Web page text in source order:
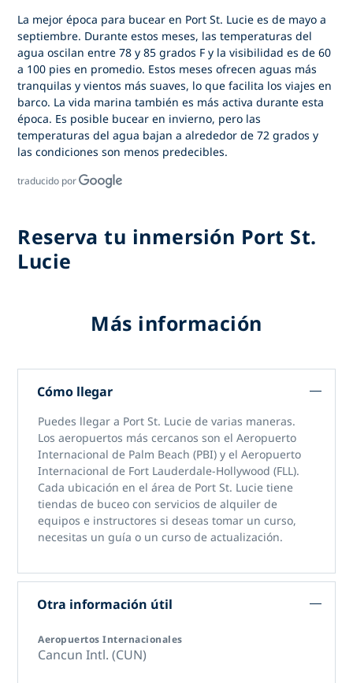
La mejor época para bucear en Port St. Lucie es de mayo a
septiembre. Durante estos meses, las temperaturas del
agua oscilan entre 78 y 85 grados F y la visibilidad es de 60
a 100 pies en promedio. Estos meses ofrecen aguas más
tranquilas y vientos más suaves, lo que facilita los viajes en
barco. La vida marina también es más activa durante esta
época. Es posible bucear en invierno, pero las
temperaturas del agua bajan a alrededor de 72 grados y
las condiciones son menos predecibles.
traducido por
Reserva tu inmersión Port St.
Lucie
Más información
Cómo llegar
Puedes llegar a Port St. Lucie de varias maneras.
Los aeropuertos más cercanos son el Aeropuerto
Internacional de Palm Beach (PBI) y el Aeropuerto
Internacional de Fort Lauderdale-Hollywood (FLL).
Cada ubicación en el área de Port St. Lucie tiene
tiendas de buceo con servicios de alquiler de
equipos e instructores si deseas tomar un curso,
necesitas un guía o un curso de actualización.
Otra información útil
Aeropuertos Internacionales
Cancun Intl. (CUN)